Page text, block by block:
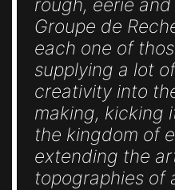
rough, eerie
Groupe de
each one of
supplying a lot
creativity into
making, kicking
the kingdom of
extending the
topographies of